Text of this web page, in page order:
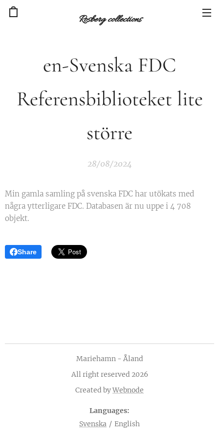
Rosberg collections
en-Svenska FDC
Referensbiblioteket lite
större
28/08/2024
Min gamla samling på svenska FDC har utökats med
några ytterligare FDC. Databasen är nu uppe i 4 708
objekt.
Share
Mariehamn - Åland
All right reserved 2026
Created byWebnode
Languages
Svenska
English